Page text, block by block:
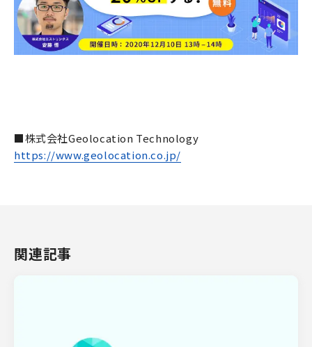
■株式会社Geolocation Technology
https://www.geolocation.co.jp/
関連記事